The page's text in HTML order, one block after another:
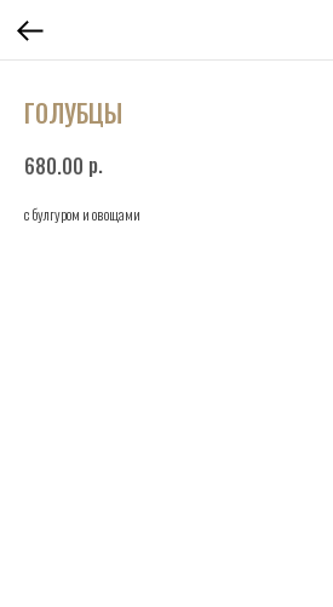
ГОЛУБЦЫ
680.00 р.
с булгуром и овощами